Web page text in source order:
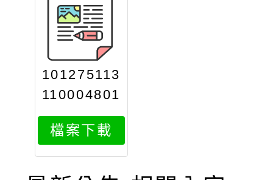
101275113
110004801
attach1
檔案下載